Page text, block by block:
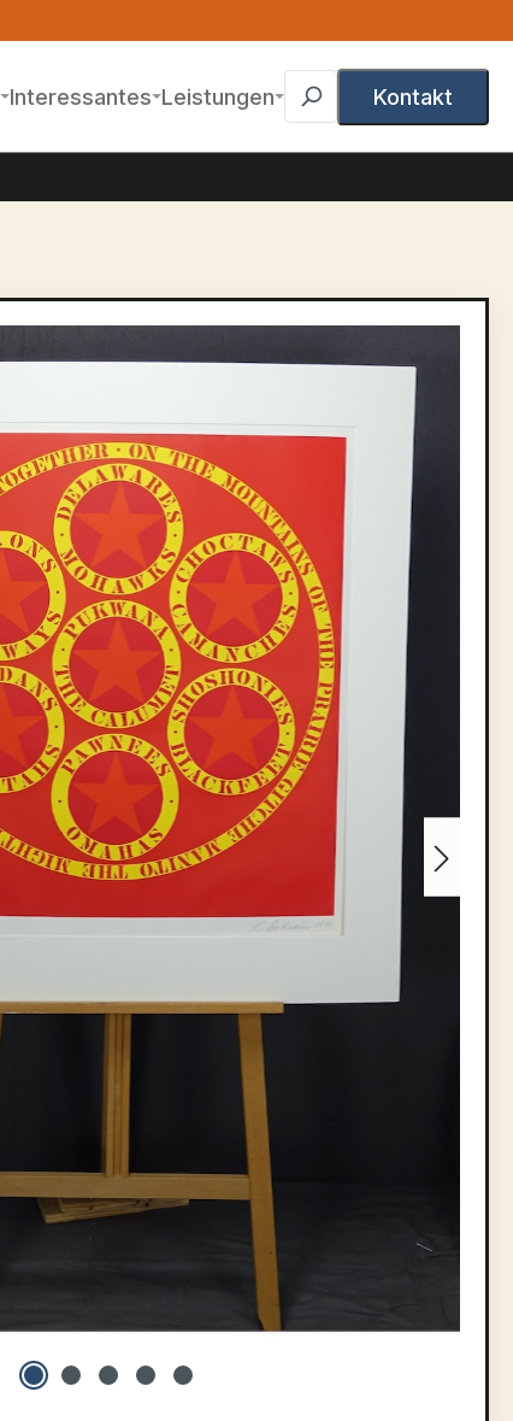
Interessantes Leistungen Kontakt